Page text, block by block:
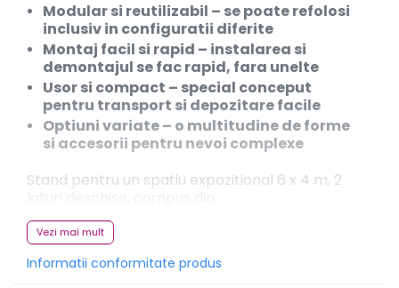
Standuri Mici
Standuri XL
Modular si reutilizabil – se poate refolosi
inclusiv in configuratii diferite
Montaj facil si rapid – instalarea si
demontajul se fac rapid, fara unelte
Usor si compact – special conceput
pentru transport si depozitare facile
Optiuni variate– o multitudine de forme
si accesorii pentru nevoi complexe
Stand pentru un spatiu expozitional 6 x 4 m, 2
Perete drept
personalizat 1 faţa – 2 bucati
Perete 3D, 2 x 3 m (L x h), personalizat 1
Vezi mai mult
Informatii conformitate produs